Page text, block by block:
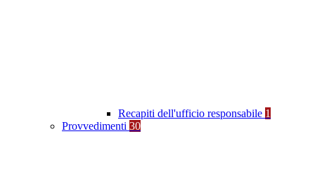
Recapiti dell'ufficio responsabile 1
Provvedimenti 30